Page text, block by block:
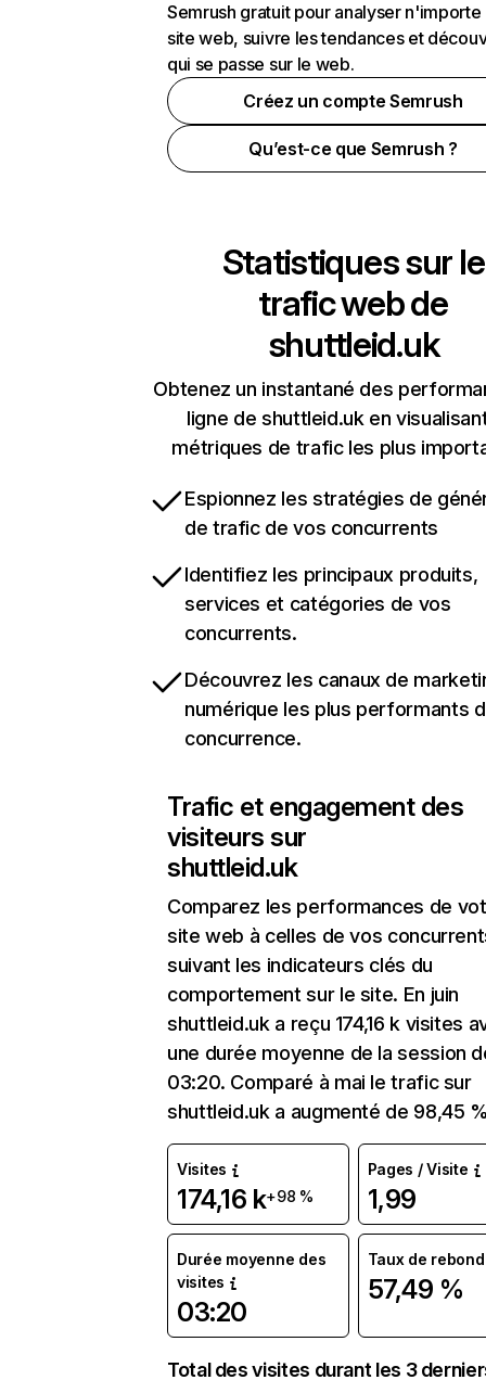
Semrush gratuit pour analyser n'importe
site web, suivre les tendances et
qui se passe sur le web.
Créez un compte Semrush
Qu’est-ce que Semrush ?
Statistiques sur le
trafic web de
shuttleid.uk
Obtenez un instantané des
ligne de shuttleid.uk en
métriques de trafic les plus
Espionnez les stratégies de
de trafic de vos concurrents
Identifiez les principaux produits,
services et catégories de vos
concurrents.
Découvrez les canaux de
numérique les plus performants
concurrence.
Trafic et engagement des
visiteurs sur
shuttleid.uk
Comparez les performances de
site web à celles de vos
suivant les indicateurs clés du
comportement sur le site. En juin
shuttleid.uk a reçu 174,16 k visites
une durée moyenne de la session
03:20. Comparé à mai le trafic sur
shuttleid.uk a augmenté de 98,45
Visites
174,16 k+98 %
Pages / Visite
1,99
Durée moyenne des
visites
03:20
Taux de rebond
57,49 %
Total des visites durant les 3